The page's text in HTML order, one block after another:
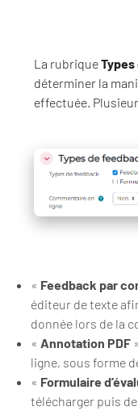
La rubrique
déterminer la
effectuée.
« Feedback par
éditeur de texte
donnée lors de la
« Annotation PDF
ligne, sous forme
« Formulaire
télécharger puis